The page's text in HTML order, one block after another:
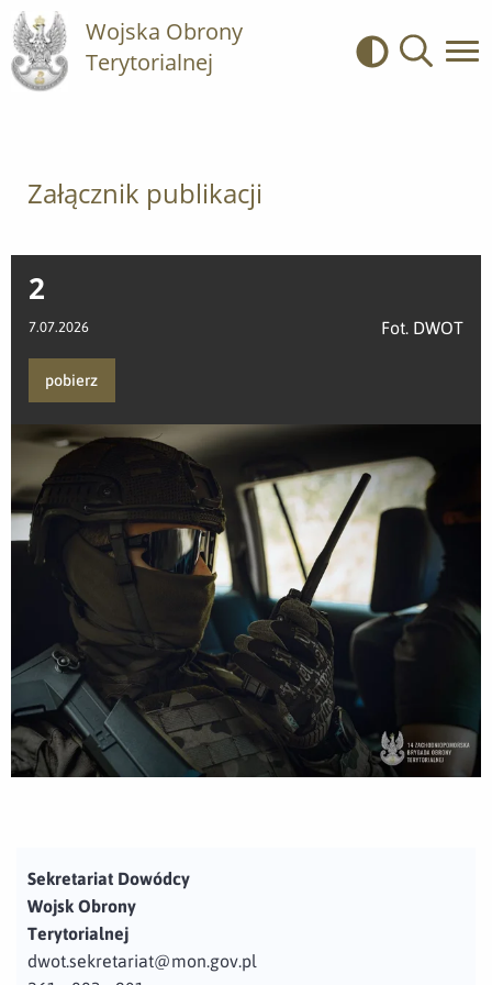
Wojska Obrony
Terytorialnej
Kontrast
Załącznik publikacji
2
7.07.2026 Fot. DWOT
pobierz
Sekretariat Dowódcy
Wojsk Obrony
Terytorialnej
dwot.sekretariat@mon.gov.pl